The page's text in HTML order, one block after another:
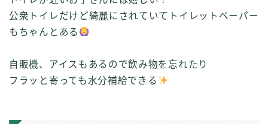
公衆トイレだけど綺麗にされていてトイレットペーパー
もちゃんとある
自販機、アイスもあるので飲み物を忘れたり
フラッと寄っても水分補給できる